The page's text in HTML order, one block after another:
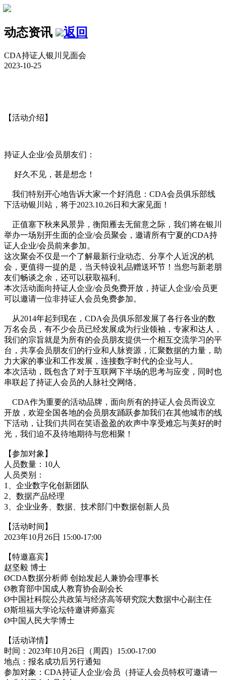
动态资讯 返回
CDA持证人银川见面会
2023-10-25
【活动介绍】
持证人企业/会员朋友们：
好久不见，甚是想念！
我们特别开心地告诉大家一个好消息：CDA会员俱乐部线
下活动银川站，将于2023.10.26日和大家见面！
正值塞下秋来风景异，衡阳雁去无留意之际，我们将在银川
举办一场别开生面的企业/会员聚会，邀请所有宁夏的CDA持
证人企业/会员前来参加。
这次聚会不仅是一个了解最新行业动态、分享个人近况的机
会，更值得一提的是，当天特设礼品赠送环节！当您与新老朋
友们畅谈之余，还可以获取福利。
本次活动面向持证人企业/会员免费开放，持证人企业/会员更
可以邀请一位非持证人会员免费参加。
从2014年起到现在，CDA会员俱乐部发展了各行各业的数
万名会员，有不少会员已经发展成为行业领袖，专家和达人，
我们的宗旨就是为所有的会员朋友提供一个相互交流学习的平
台，共享会员朋友们的行业和人脉资源，汇聚数据的力量，助
力大家的事业和工作发展，连接数字时代的企业与人。
本次活动，既包含了对于互联网下半场的思考与应变，同时也
串联起了持证人会员的人脉社交网络。
CDA作为重要的活动品牌，面向所有的持证人会员而设立
开放，欢迎全国各地的会员朋友踊跃参加我们在其他城市的线
下活动，让我们共同在笑语盈盈的欢声中享受难忘与美好的时
光，我们迫不及待地期待与您相聚！
【参加对象】
人员数量：10人
人员类别：
1、企业数字化创新团队
2、数据产品经理
3、企业业务、数据、技术部门中数据创新人员
【活动时间】
2023年10月26日 15:00-17:00
【特邀嘉宾】
赵坚毅 博士
ØCDA数据分析师 创始发起人兼协会理事长
Ø教育部中国成人教育协会副会长
Ø中国社科院公共政策与经济高等研究院大数据中心副主任
Ø斯坦福大学论坛特邀讲师嘉宾
Ø中国人民大学博士
【活动详情】
时间：2023年10月26日（周四）15:00-17:00
地点：报名成功后另行通知
参加对象：CDA持证人企业/会员（持证人会员特权可邀请一